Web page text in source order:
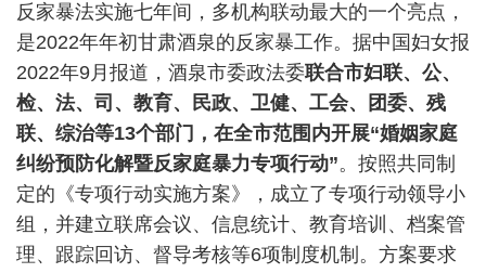
反家暴法实施七年间，多机构联动最大的一个亮点，
是2022年年初甘肃酒泉的反家暴工作。据中国妇女报
2022年9月报道，酒泉市委政法委联合市妇联、公、
检、法、司、教育、民政、卫健、工会、团委、残
联、综治等13个部门，在全市范围内开展“婚姻家庭
纠纷预防化解暨反家庭暴力专项行动”。按照共同制
定的《专项行动实施方案》，成立了专项行动领导小
组，并建立联席会议、信息统计、教育培训、档案管
理、跟踪回访、督导考核等6项制度机制。方案要求